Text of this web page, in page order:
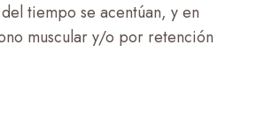
tiempo se acentúan, y en
muscular y/o por retención